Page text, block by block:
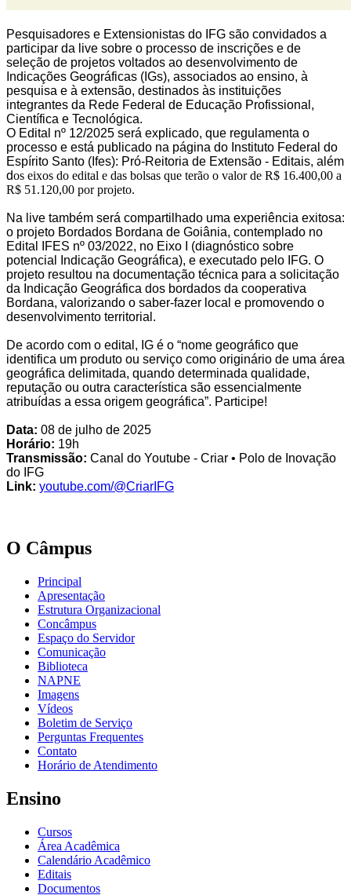
Pesquisadores e Extensionistas do IFG são convidados a
participar da live sobre o processo de inscrições e de
seleção de projetos voltados ao desenvolvimento de
Indicações Geográficas (IGs), associados ao ensino, à
pesquisa e à extensão, destinados às instituições
integrantes da Rede Federal de Educação Profissional,
Científica e Tecnológica.
O Edital nº 12/2025 será explicado, que regulamenta o
processo e está publicado na página do Instituto Federal do
Espírito Santo (Ifes): Pró-Reitoria de Extensão - Editais, além
dos eixos do edital e das bolsas que terão o valor de R$ 16.400,00 a
R$ 51.120,00 por projeto.
Na live também será compartilhado uma experiência exitosa:
o projeto Bordados Bordana de Goiânia, contemplado no
Edital IFES nº 03/2022, no Eixo I (diagnóstico sobre
potencial Indicação Geográfica), e executado pelo IFG. O
projeto resultou na documentação técnica para a solicitação
da Indicação Geográfica dos bordados da cooperativa
Bordana, valorizando o saber-fazer local e promovendo o
desenvolvimento territorial.
De acordo com o edital, IG é o “nome geográfico que
identifica um produto ou serviço como originário de uma área
geográfica delimitada, quando determinada qualidade,
reputação ou outra característica são essencialmente
atribuídas a essa origem geográfica”. Participe!
Data: 08 de julho de 2025
Horário: 19h
Transmissão: Canal do Youtube - Criar • Polo de Inovação
do IFG
Link: youtube.com/@CriarIFG
O Câmpus
Principal
Apresentação
Estrutura Organizacional
Concâmpus
Espaço do Servidor
Comunicação
Biblioteca
NAPNE
Imagens
Vídeos
Boletim de Serviço
Perguntas Frequentes
Contato
Horário de Atendimento
Ensino
Cursos
Área Acadêmica
Calendário Acadêmico
Editais
Documentos